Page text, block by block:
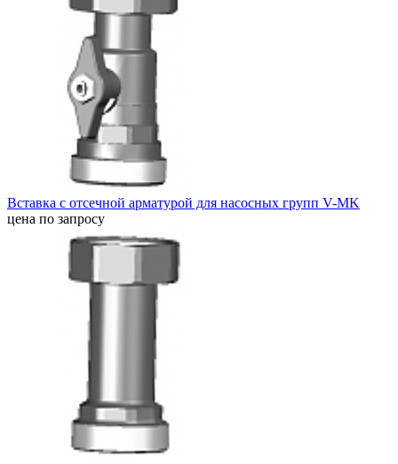
Вставка с отсечной арматурой для насосных групп V-MK
цена по запросу